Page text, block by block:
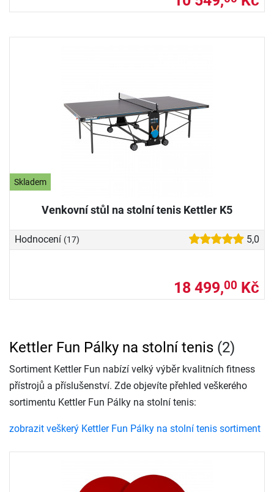
Skladem
Venkovní stůl na stolní tenis Kettler K5
Hodnocení (17) 5,0
18 499,00 Kč
Kettler Fun Pálky na stolní tenis (2)
Sortiment Kettler Fun nabízí velký výběr kvalitních fitness
přístrojů a příslušenství. Zde objevíte přehled veškerého
sortimentu Kettler Fun Pálky na stolní tenis:
zobrazit veškerý Kettler Fun Pálky na stolní tenis sortiment